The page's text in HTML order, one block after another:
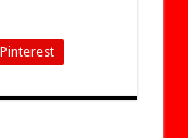
Pinterest